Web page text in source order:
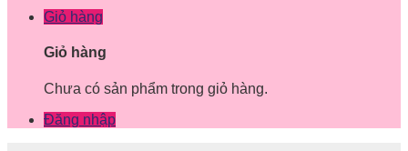
Giỏ hàng
Giỏ hàng
Chưa có sản phẩm trong giỏ hàng.
Đăng nhập